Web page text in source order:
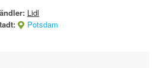
Lidl
Potsdam